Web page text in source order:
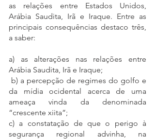
as relações entre Estados Unidos,
Arábia Saudita, Irã e Iraque. Entre as
principais consequências destaco três,
a saber:
a) as alterações nas relações entre
Arábia Saudita, Irã e Iraque;
da mídia ocidental acerca de uma
ameaça vinda da denominada
“crescente xiita”;
c) a constatação de que o perigo à
segurança regional advinha, na